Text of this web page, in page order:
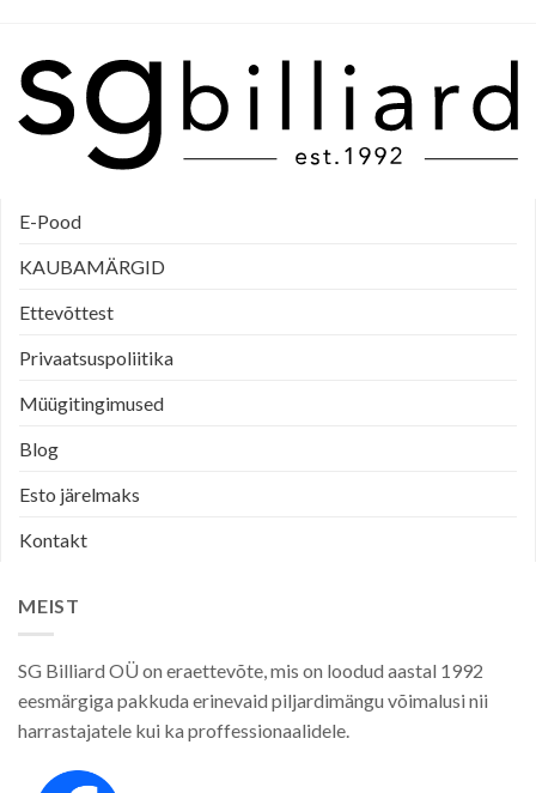
E-Pood
KAUBAMÄRGID
Ettevõttest
Privaatsuspoliitika
Müügitingimused
Blog
Esto järelmaks
Kontakt
MEIST
SG Billiard OÜ on eraettevõte, mis on loodud aastal 1992
eesmärgiga pakkuda erinevaid piljardimängu võimalusi nii
harrastajatele kui ka proffessionaalidele.